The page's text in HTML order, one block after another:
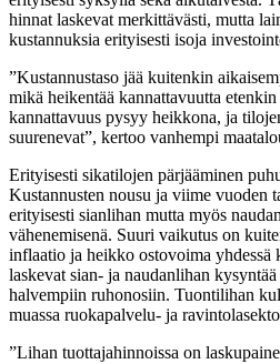
hinnat laskevat merkittävästi, mutta
kustannuksia erityisesti isoja
”Kustannustaso jää kuitenkin
mikä heikentää kannattavuutta
kannattavuus pysyy heikkona, ja
suurenevat”, kertoo vanhempi
Erityisesti sikatilojen pärjääminen
Kustannusten nousu ja viime vuoden
erityisesti sianlihan mutta myös
vähenemisenä. Suuri vaikutus on
inflaatio ja heikko ostovoima yhdessä
laskevat sian- ja naudanlihan
halvempiin ruhonosiin. Tuontilihan
muassa ruokapalvelu- ja
”Lihan tuottajahinnoissa on